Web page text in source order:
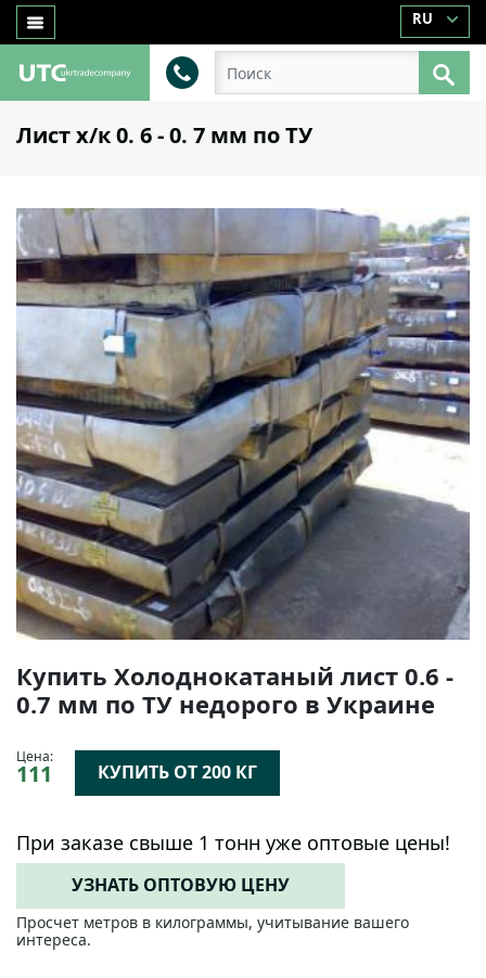
RU
Лист х/к 0. 6 - 0. 7 мм по ТУ
Купить Холоднокатаный лист 0.6 -
0.7 мм по ТУ недорого в Украине
Цена:
111 КУПИТЬ ОТ 200 КГ
При заказе свыше 1 тонн уже оптовые цены!
УЗНАТЬ ОПТОВУЮ ЦЕНУ
Просчет метров в килограммы, учитывание вашего
интереса.